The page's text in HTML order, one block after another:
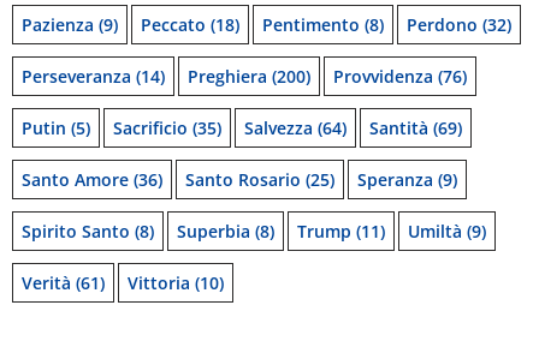
Pazienza (9) Peccato (18) Pentimento (8) Perdono (32)
Perseveranza (14) Preghiera (200) Provvidenza (76)
Putin (5) Sacrificio (35) Salvezza (64) Santità (69)
Santo Amore (36) Santo Rosario (25) Speranza (9)
Spirito Santo (8) Superbia (8) Trump (11) Umiltà (9)
Verità (61) Vittoria (10)